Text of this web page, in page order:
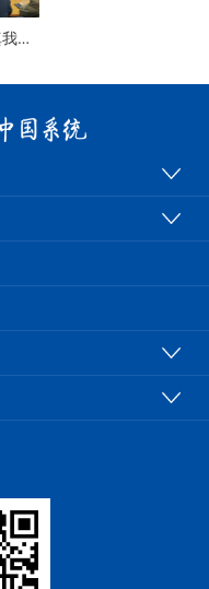
乐鱼体育官网-真我Neo7正式发布！天玑9300+芯片、7K电池 2099起